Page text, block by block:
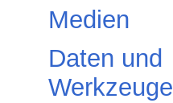
Medien
Daten und
Werkzeuge